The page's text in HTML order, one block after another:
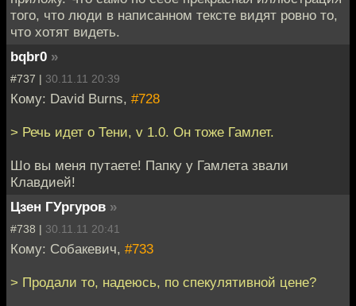
того, что люди в написанном тексте видят ровно то,
что хотят видеть.
bqbr0 »
#737 | 30.11.11 20:39
Кому: David Burns, #728
> Речь идет о Тени, v 1.0. Он тоже Гамлет.
Шо вы меня путаете! Папку у Гамлета звали
Клавдией!
Цзен ГУргуров »
#738 | 30.11.11 20:41
Кому: Собакевич, #733
> Продали то, надеюсь, по спекулятивной цене?